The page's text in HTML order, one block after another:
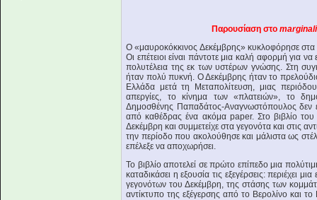
Παρουσίαση στο
Ο «μαυροκόκκινος Δεκέμβρης» κυκλοφόρησε
Οι επέτειοι είναι πάντοτε μια καλή αφορμή για
πολυτέλεια της εκ των υστέρων γνώσης. Στη
ήταν πολύ πυκνή. Ο Δεκέμβρης ήταν το
Ελλάδα μετά τη Μεταπολίτευση, μιας
απεργίες, το κίνημα των «πλατειών», το
Δημοσθένης Παπαδάτος-Αναγνωστόπουλος δεν
από καθέδρας ένα ακόμα paper. Στο βιβλίο
Δεκέμβρη και συμμετείχε στα γεγονότα και στις
την περίοδο που ακολούθησε και μάλιστα ως
επέλεξε να αποχωρήσει.
Το βιβλίο αποτελεί σε πρώτο επίπεδο μια
καταδικάσει η εξουσία τις εξεγέρσεις: περιέχει
γεγονότων του Δεκέμβρη, της στάσης των
αντίκτυπο της εξέγερσης από το Βερολίνο και